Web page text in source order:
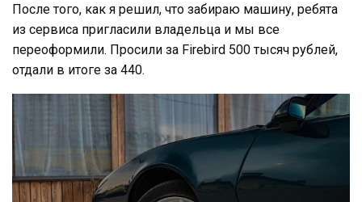
После того, как я решил, что забираю машину, ребята
из сервиса пригласили владельца и мы все
переоформили. Просили за Firebird 500 тысяч рублей,
отдали в итоге за 440.